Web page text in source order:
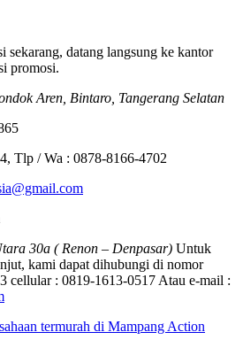
sekarang, datang langsung ke kantor
promosi.
Aren, Bintaro, Tangerang Selatan
Tlp / Wa : 0878-8166-4702
30a ( Renon – Denpasar) Untuk
kami dapat dihubungi di nomor
cellular : 0819-1613-0517 Atau e-mail :
termurah di Mampang Action